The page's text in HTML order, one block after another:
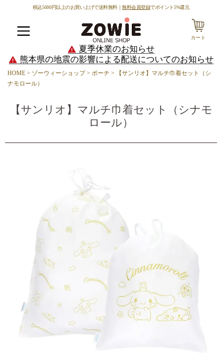
税込5000円以上のお買い上げで送料無料｜無料会員登録でポイント5%還元
カート
夏季休業のお知らせ
熊本県の地震の影響による配送についてのお知らせ
HOME ゾーウィーショップ ポーチ
【サンリオ】マルチ巾着セット（シ
ナモロール）
【サンリオ】マルチ巾着セット（シナモ
ロール）